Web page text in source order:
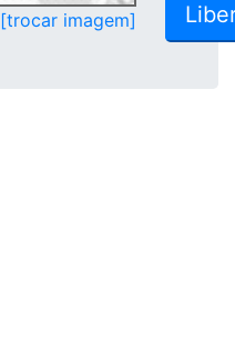
[trocar imagem]